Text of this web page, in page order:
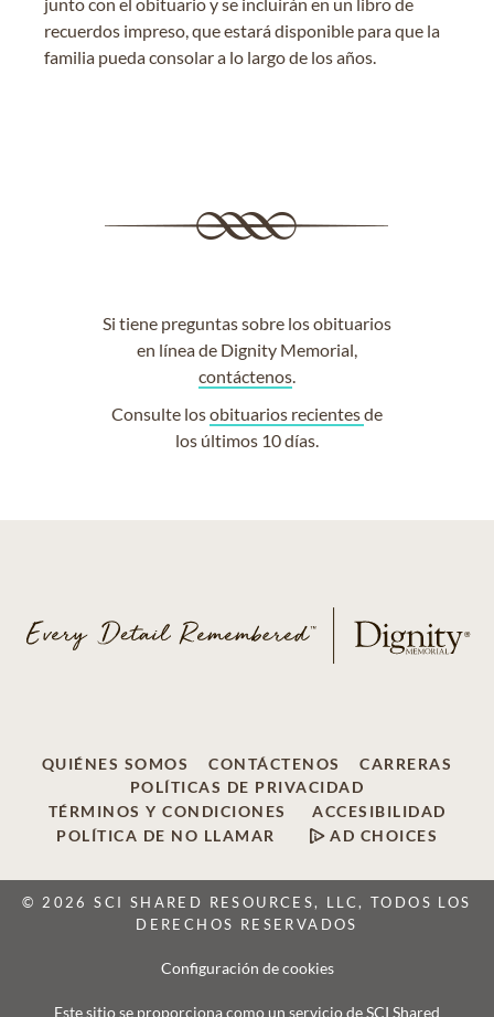
recuerdos impreso, que estará disponible para que la
familia pueda consolar a lo largo de los años.
Si tiene preguntas sobre los obituarios
en línea de Dignity Memorial,
contáctenos.
Consulte losobituarios recientesde
los últimos 10 días.
QUIÉNES SOMOS CONTÁCTENOS
CARRERAS
POLÍTICAS DE PRIVACIDAD
TÉRMINOS Y CONDICIONES
ACCESIBILIDAD
POLÍTICA DE NO LLAMAR
AD CHOICES
© 2026 SCI SHARED RESOURCES, LLC, TODOS LOS
DERECHOS RESERVADOS
Configuración de cookies
Este sitio se proporciona como un servicio de SCI Shared